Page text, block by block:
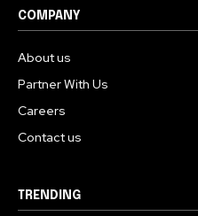
COMPANY
About us
Partner With Us
Careers
Contact us
TRENDING